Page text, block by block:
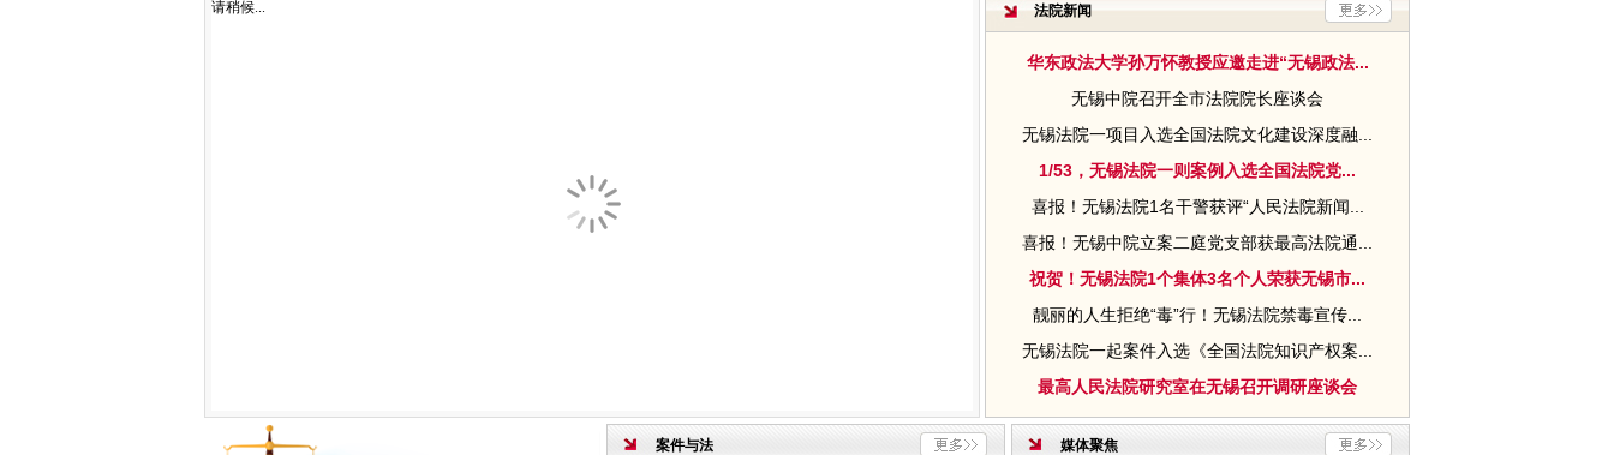
请稍候... 法院新闻
华东政法大学孙万怀教授应邀走进“无锡政法...
无锡中院召开全市法院院长座谈会
无锡法院一项目入选全国法院文化建设深度融...
1/53，无锡法院一则案例入选全国法院党...
喜报！无锡法院1名干警获评“人民法院新闻...
喜报！无锡中院立案二庭党支部获最高法院通...
祝贺！无锡法院1个集体3名个人荣获无锡市...
靓丽的人生拒绝“毒”行！无锡法院禁毒宣传...
无锡法院一起案件入选《全国法院知识产权案...
最高人民法院研究室在无锡召开调研座谈会
案件与法 媒体聚焦